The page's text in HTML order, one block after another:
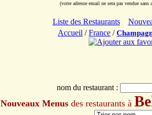
(votre adresse email ne sera pas vendue
Liste des Restaurants
Accueil /France /
nom du restaurant :
Nouveaux Menus des restaurants à